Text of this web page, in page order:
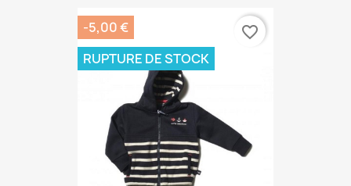
-5,00 €
RUPTURE DE STOCK
favorite_border